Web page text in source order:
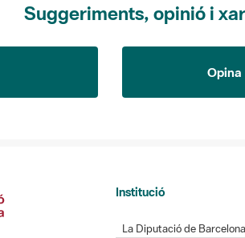
Suggeriments, opinió i
Opina
Institució
La Diputació de Barcelona